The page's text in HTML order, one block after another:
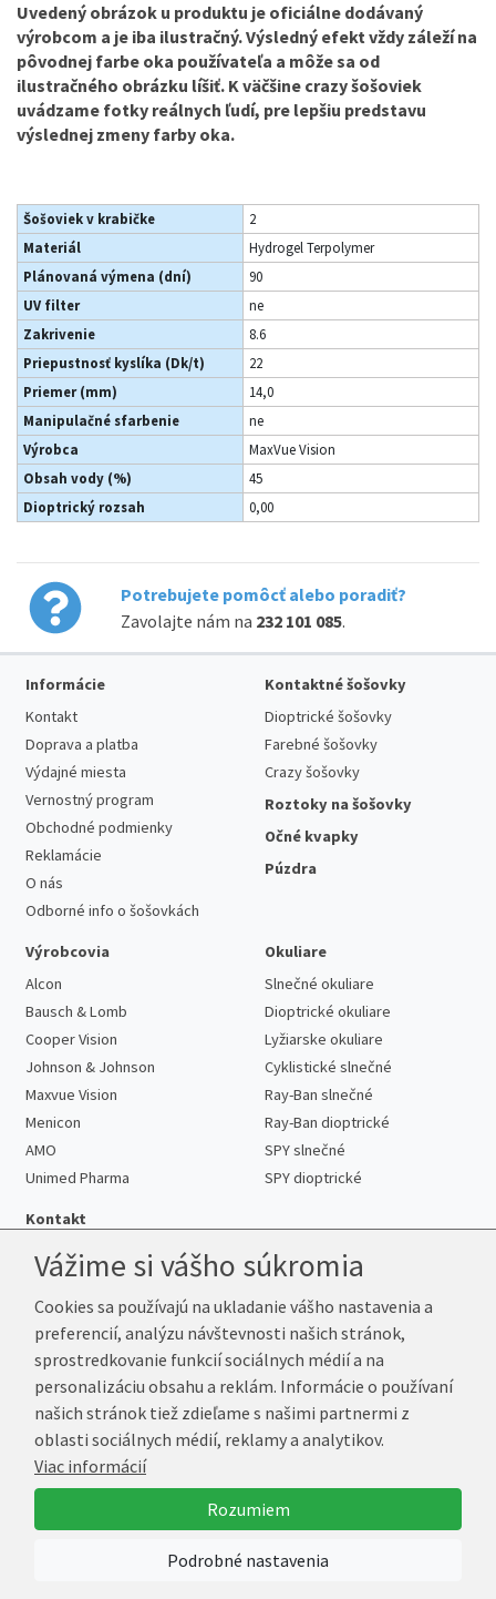
Uvedený obrázok u produktu je oficiálne dodávaný
výrobcom a je iba ilustračný. Výsledný efekt vždy záleží na
pôvodnej farbe oka používateľa a môže sa od
ilustračného obrázku líšiť. K väčšine crazy šošoviek
uvádzame fotky reálnych ľudí, pre lepšiu predstavu
výslednej zmeny farby oka.
Šošoviek v krabičke
2
Materiál
Hydrogel Terpolymer
Plánovaná výmena (dní)
90
UV filter
ne
Zakrivenie
8.6
Priepustnosť kyslíka (Dk/t)
22
Priemer (mm)
14,0
Manipulačné sfarbenie
ne
Výrobca
MaxVue Vision
Obsah vody (%)
45
Dioptrický rozsah
0,00
Potrebujete pomôcť alebo poradiť?
Zavolajte nám na 232 101 085.
Informácie
Kontakt
Doprava a platba
Výdajné miesta
Vernostný program
Obchodné podmienky
Reklamácie
O nás
Odborné info o šošovkách
Kontaktné šošovky
Dioptrické šošovky
Farebné šošovky
Crazy šošovky
Roztoky na šošovky
Očné kvapky
Púzdra
Výrobcovia
Alcon
Bausch & Lomb
Cooper Vision
Johnson & Johnson
Maxvue Vision
Menicon
AMO
Unimed Pharma
Okuliare
Slnečné okuliare
Dioptrické okuliare
Lyžiarske okuliare
Cyklistické slnečné
Ray-Ban slnečné
Ray-Ban dioptrické
SPY slnečné
SPY dioptrické
Kontakt
Telefón:+421 222 205 863
E-mail:info@kup-sosovky.sk
Reklamačná adresa
Andrea Votavová
Revoluční 1017
290 01 Poděbrady
Česká republika
VytvorilMarek Kebza
Vážime si vášho súkromia
Cookies sa používajú na ukladanie vášho nastavenia a
preferencií, analýzu návštevnosti našich stránok,
sprostredkovanie funkcií sociálnych médií a na
personalizáciu obsahu a reklám. Informácie o používaní
našich stránok tiež zdieľame s našimi partnermi z
oblasti sociálnych médií, reklamy a analytikov.
Viac informácií
Rozumiem
Podrobné nastavenia